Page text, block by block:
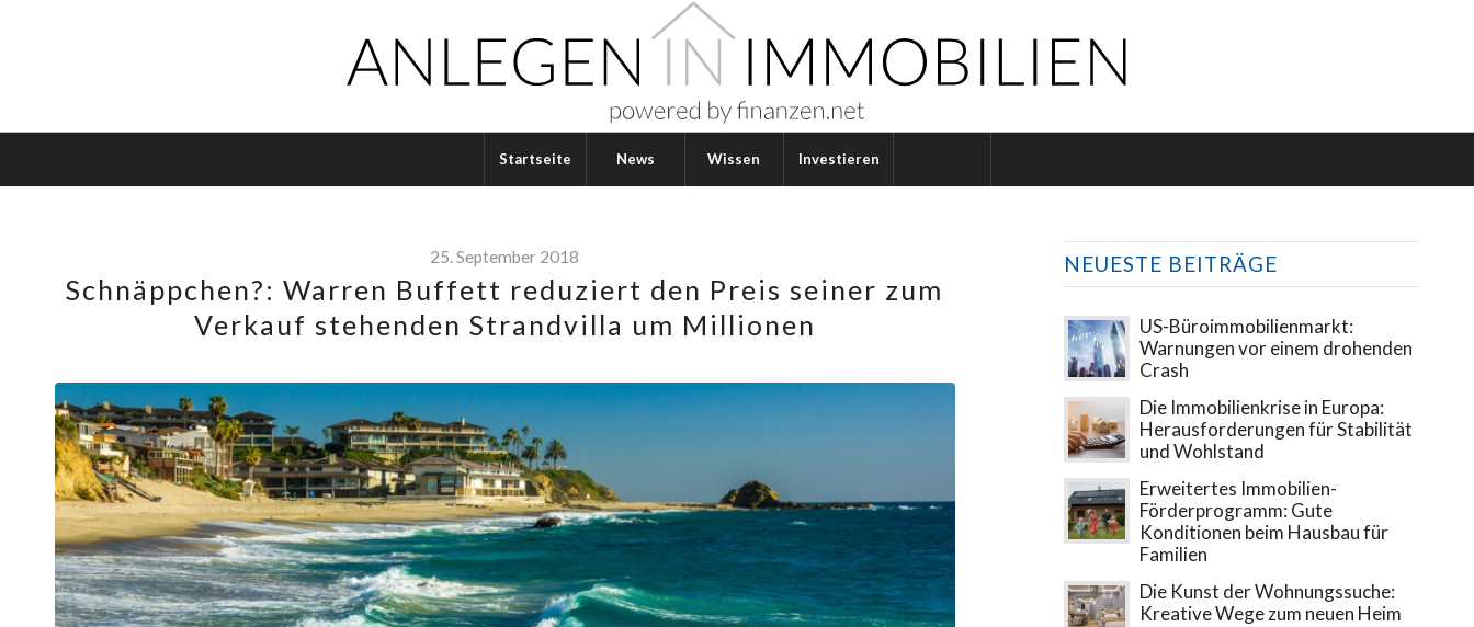
Startseite News Wissen Investieren
25. September 2018
Schnäppchen?: Warren Buffett reduziert den Preis seiner zum
Verkauf stehenden Strandvilla um Millionen
NEUESTE BEITRÄGE
US-Büroimmobilienmarkt:
Warnungen vor einem drohenden
Crash
Die Immobilienkrise in Europa:
Herausforderungen für Stabilität
und Wohlstand
Erweitertes Immobilien-
Förderprogramm: Gute
Konditionen beim Hausbau für
Familien
Die Kunst der Wohnungssuche:
Kreative Wege zum neuen Heim